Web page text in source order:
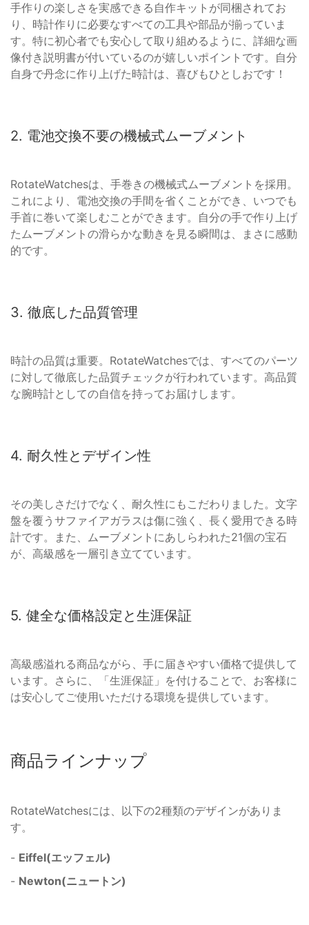
手作りの楽しさを実感できる自作キットが同梱されてお
り、時計作りに必要なすべての工具や部品が揃っていま
す。特に初心者でも安心して取り組めるように、詳細な画
像付き説明書が付いているのが嬉しいポイントです。自分
自身で丹念に作り上げた時計は、喜びもひとしおです！
2. 電池交換不要の機械式ムーブメント
RotateWatchesは、手巻きの機械式ムーブメントを採用。
これにより、電池交換の手間を省くことができ、いつでも
手首に巻いて楽しむことができます。自分の手で作り上げ
たムーブメントの滑らかな動きを見る瞬間は、まさに感動
的です。
3. 徹底した品質管理
時計の品質は重要。RotateWatchesでは、すべてのパーツ
に対して徹底した品質チェックが行われています。高品質
な腕時計としての自信を持ってお届けします。
4. 耐久性とデザイン性
その美しさだけでなく、耐久性にもこだわりました。文字
盤を覆うサファイアガラスは傷に強く、長く愛用できる時
計です。また、ムーブメントにあしらわれた21個の宝石
が、高級感を一層引き立てています。
5. 健全な価格設定と生涯保証
高級感溢れる商品ながら、手に届きやすい価格で提供して
います。さらに、「生涯保証」を付けることで、お客様に
は安心してご使用いただける環境を提供しています。
商品ラインナップ
RotateWatchesには、以下の2種類のデザインがありま
す。
- Eiffel(エッフェル)
- Newton(ニュートン)